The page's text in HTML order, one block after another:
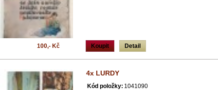
Koupit Detail
100,- Kč
4x LURDY
Kód položky: 1041090